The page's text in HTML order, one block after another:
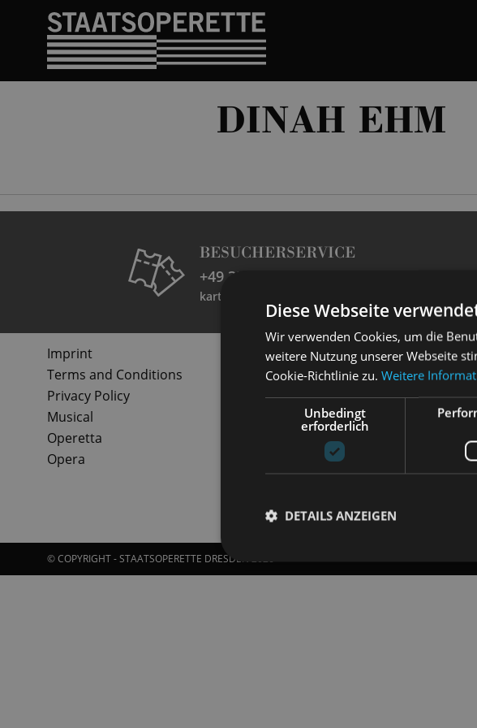
DINAH EHM
BESUCHERSERVICE
+49 351 32042 222
karten@staatsoperette.de
Imprint
Terms and Conditions
Privacy Policy
Musical
Operetta
Opera
© COPYRIGHT - STAATSOPERETTE DRESDEN 2026
Diese Webseite
Wir verwenden Cookies, um die
weitere Nutzung unserer Webseite
Cookie-Richtlinie zu. Weitere
Unbedingt
erforderlich
DETAILS ANZEIGEN